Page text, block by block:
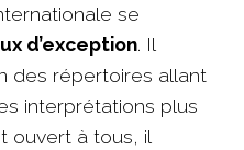
se
d’exception. Il
des répertoires allant
interprétations plus
ouvert à tous, il